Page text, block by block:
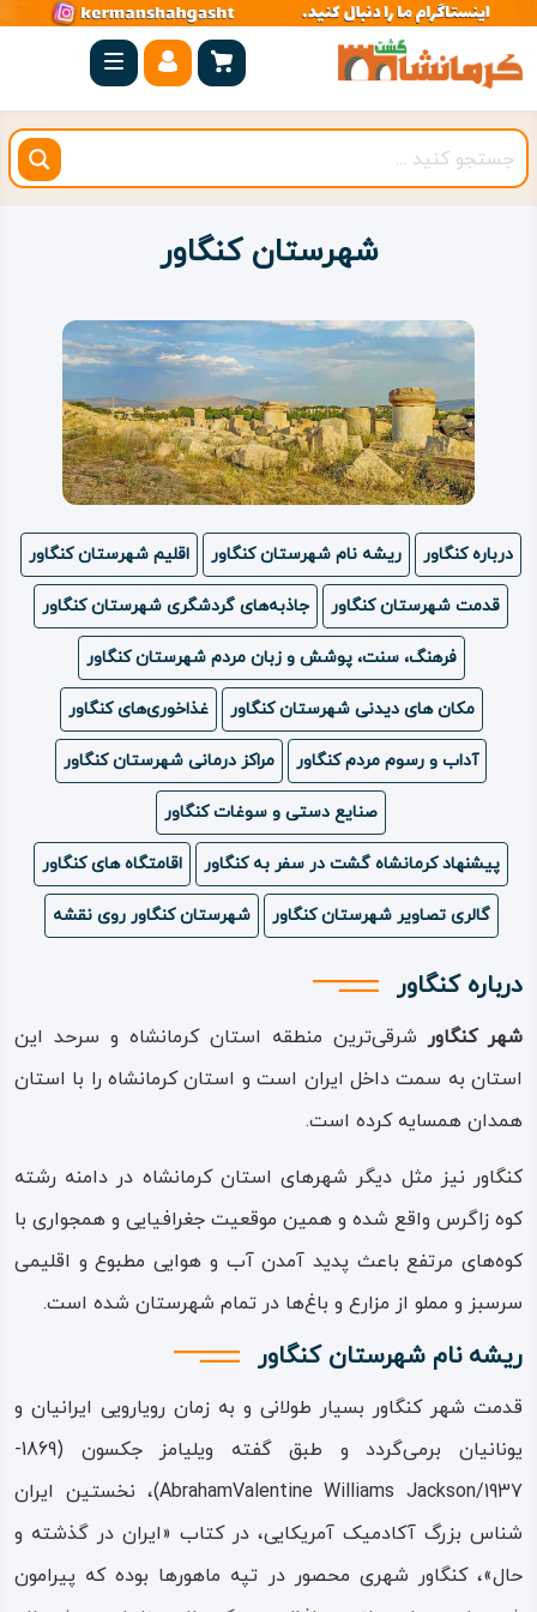
صفحه
اصلی
کرمانشاه
شهرستان
روستاهای
اقامتگاه
ویژه
ویدئو
شهرستان کنگاور
درباره کنگاور ریشه نام شهرستان کنگاور اقلیم شهرستان کنگاور
قدمت شهرستان کنگاور جاذبه‌های گردشگری شهرستان کنگاور
فرهنگ، سنت، پوشش و زبان مردم شهرستان کنگاور
مکان های دیدنی شهرستان کنگاور غذاخوری‌های کنگاور
آداب و رسوم مردم کنگاور مراکز درمانی شهرستان کنگاور
صنایع دستی و سوغات کنگاور
پیشنهاد کرمانشاه گشت در سفر به کنگاور اقامتگاه های کنگاور
گالری تصاویر شهرستان کنگاور شهرستان کنگاور روی نقشه
درباره کنگاور
شهر کنگاورشرقی‌ترین منطقه استان کرمانشاه و سرحد این
استان به سمت داخل ایران است و استان کرمانشاه را با استان
همدان همسایه کرده است.
کنگاور نیز مثل دیگر شهرهای استان کرمانشاه در دامنه رشته‌
کوه زاگرس واقع شده و همین موقعیت جغرافیایی و همجواری با
کوه‌های مرتفع باعث پدید آمدن آب‌ و هوایی مطبوع و اقلیمی
سرسبز و مملو از مزارع و باغ‌ها در تمام شهرستان شده است.
ریشه نام شهرستان کنگاور
قدمت شهر کنگاور بسیار طولانی و به زمان رویارویی ایرانیان و
یونانیان برمی‌گردد و طبق گفته ویلیامز جکسون (1869-
1937/AbrahamValentine Williams Jackson)، نخستین ایران‌
شناس بزرگ آکادمیک آمریکایی، در کتاب «ایران در گذشته و
حال»، کنگاور شهری محصور در تپه‌ ماهورها بوده که پیرامون